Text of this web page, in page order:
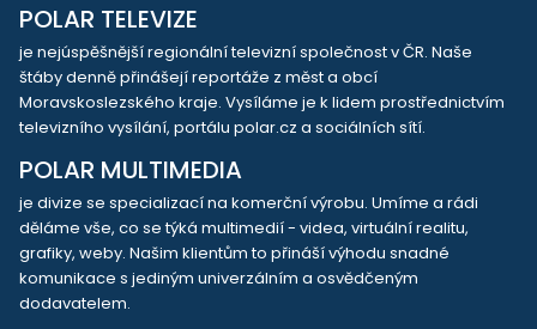
POLAR TELEVIZE
je nejúspěšnější regionální televizní společnost v ČR. Naše
štáby denně přinášejí reportáže z měst a obcí
Moravskoslezského kraje. Vysíláme je k lidem prostřednictvím
televizního vysílání, portálu polar.cz a sociálních sítí.
POLAR MULTIMEDIA
je divize se specializací na komerční výrobu. Umíme a rádi
děláme vše, co se týká multimedií - videa, virtuální realitu,
grafiky, weby. Našim klientům to přináší výhodu snadné
komunikace s jediným univerzálním a osvědčeným
dodavatelem.